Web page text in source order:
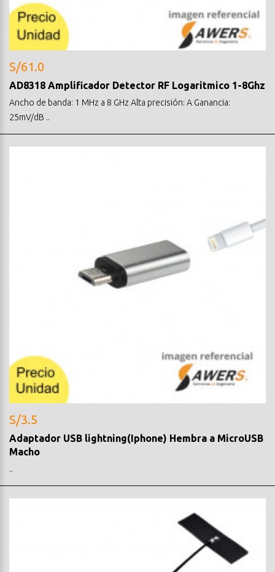
S/61.0
AD8318 Amplificador Detector RF Logaritmico 1-8Ghz
Ancho de banda: 1 MHz a 8 GHz Alta precisión: A Ganancia:
25mV/dB ..
S/3.5
Adaptador USB lightning(Iphone) Hembra a MicroUSB
Macho
..